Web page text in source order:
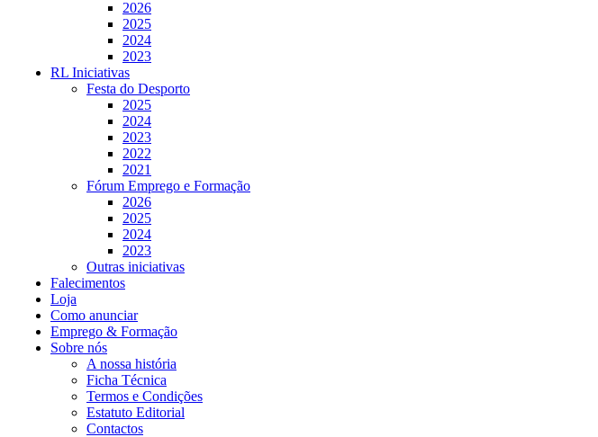
2026
2025
2024
2023
RL Iniciativas
Festa do Desporto
2025
2024
2023
2022
2021
Fórum Emprego e Formação
2026
2025
2024
2023
Outras iniciativas
Falecimentos
Loja
Como anunciar
Emprego & Formação
Sobre nós
A nossa história
Ficha Técnica
Termos e Condições
Estatuto Editorial
Contactos